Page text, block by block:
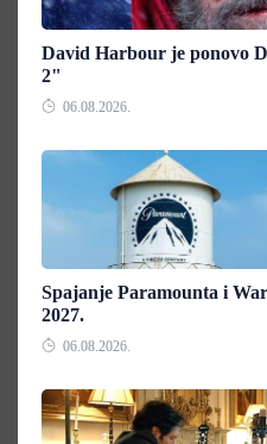
David Harbour je ponovo
2"
06.08.2026.
Spajanje Paramounta i
2027.
06.08.2026.